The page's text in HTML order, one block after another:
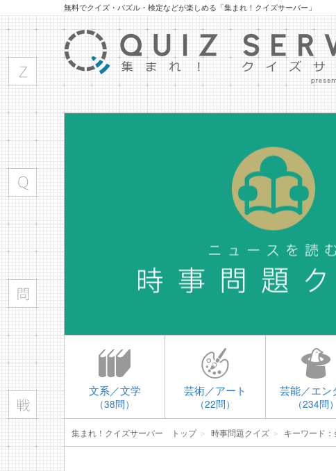
無料でクイズ・パズル・検定などが楽しめる「集まれ！クイズサーバー」
文系／文学
（38問）
芸術／アート
（22問）
芸能／エン
（234問）
集まれ！クイズサーバー トップ＞ 時事問題クイズ ＞ キーワード